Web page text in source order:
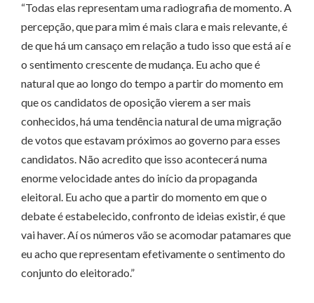
“Todas elas representam uma radiografia de momento. A
percepção, que para mim é mais clara e mais relevante, é
de que há um cansaço em relação a tudo isso que está aí e
o sentimento crescente de mudança. Eu acho que é
natural que ao longo do tempo a partir do momento em
que os candidatos de oposição vierem a ser mais
conhecidos, há uma tendência natural de uma migração
de votos que estavam próximos ao governo para esses
candidatos. Não acredito que isso acontecerá numa
enorme velocidade antes do início da propaganda
eleitoral. Eu acho que a partir do momento em que o
debate é estabelecido, confronto de ideias existir, é que
vai haver. Aí os números vão se acomodar patamares que
eu acho que representam efetivamente o sentimento do
conjunto do eleitorado.”